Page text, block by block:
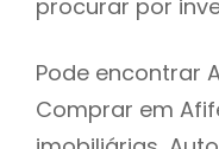
procurar por
Pode encontrar
Comprar em